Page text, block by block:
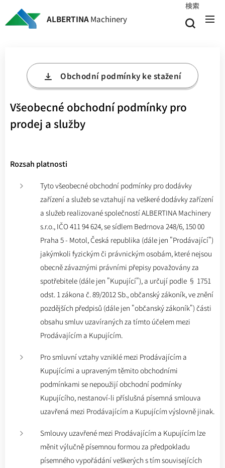
ALBERTINAMachinery
検索
Obchodní podmínky ke stažení
Všeobecné obchodní podmínky pro
prodej a služby
Rozsah platnosti
Tyto všeobecné obchodní podmínky pro dodávky
zařízení a služeb se vztahují na veškeré dodávky zařízení
a služeb realizované společností ALBERTINA Machinery
s.r.o., IČO 411 94 624, se sídlem Bedrnova 248/6, 150 00
Praha 5 - Motol, Česká republika (dále jen "Prodávající")
jakýmkoli fyzickým či právnickým osobám, které nejsou
obecně závaznými právními přepisy považovány za
spotřebitele (dále jen "Kupující"), a určují podle § 1751
odst. 1 zákona č. 89/2012 Sb., občanský zákoník, ve znění
pozdějších předpisů (dále jen "občanský zákoník") části
obsahu smluv uzavíraných za tímto účelem mezi
Prodávajícím a Kupujícím.
Pro smluvní vztahy vzniklé mezi Prodávajícím a
Kupujícími a upraveným těmito obchodními
podmínkami se nepoužijí obchodní podmínky
Kupujícího, nestanoví-li příslušná písemná smlouva
uzavřená mezi Prodávajícím a Kupujícím výslovně jinak.
Smlouvy uzavřené mezi Prodávajícím a Kupujícím lze
měnit výlučně písemnou formou za předpokladu
písemného vypořádání veškerých s tím souvisejících